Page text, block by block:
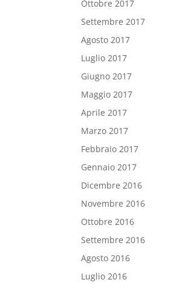
Ottobre 2017
Settembre 2017
Agosto 2017
Luglio 2017
Giugno 2017
Maggio 2017
Aprile 2017
Marzo 2017
Febbraio 2017
Gennaio 2017
Dicembre 2016
Novembre 2016
Ottobre 2016
Settembre 2016
Agosto 2016
Luglio 2016